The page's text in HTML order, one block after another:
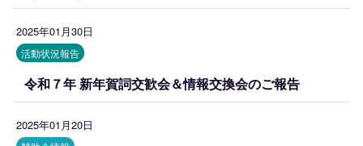
2025年01月30日
活動状況報告
令和７年 新年賀詞交歓会＆情報交換会のご報告
2025年01月20日